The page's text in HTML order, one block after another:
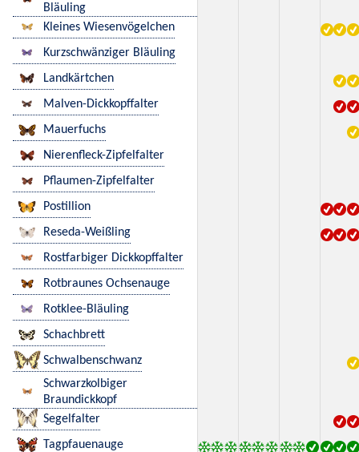
Bläuling
Kleines Wiesenvögelchen
Kurzschwänziger Bläuling
Landkärtchen
Malven-Dickkopffalter
Mauerfuchs
Nierenfleck-Zipfelfalter
Pflaumen-Zipfelfalter
Postillion
Reseda-Weißling
Rostfarbiger Dickkopffalter
Rotbraunes Ochsenauge
Rotklee-Bläuling
Schachbrett
Schwalbenschwanz
Schwarzkolbiger
Braundickkopf
Segelfalter
Tagpfauenauge